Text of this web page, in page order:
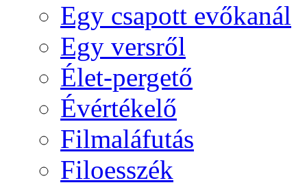
Egy csapott evőkanál
Egy versről
Élet-pergető
Évértékelő
Filmaláfutás
Filoesszék